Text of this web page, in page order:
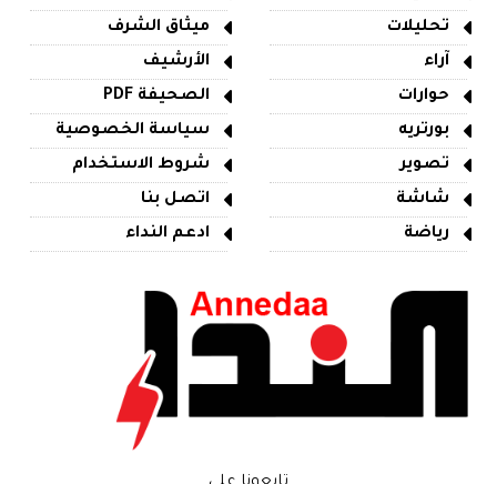
تحليلات
آراء
حوارات
بورتريه
تصوير
شاشة
رياضة
ميثاق الشرف
الأرشيف
الصحيفة PDF
سياسة الخصوصية
شروط الاستخدام
اتصل بنا
ادعم النداء